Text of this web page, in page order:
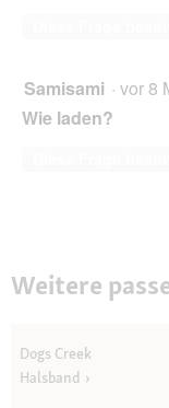
Samisami · vor 8
Wie laden?
Weitere
Dogs Creek
Halsband